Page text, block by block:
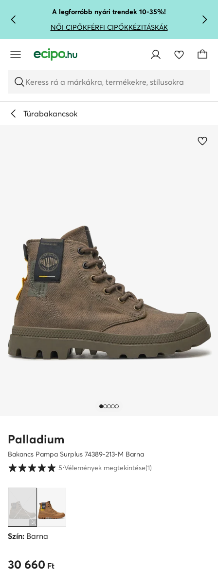
UGRÁS A FŐ TARTALOMRA
UGRÁS A KERESÉSHEZA legforróbb nyári trendek 10-35%!
NŐI CIPŐKFÉRFI CIPŐKKÉZITÁSKÁK
Keress rá a márkákra, termékekre, stílusokra
Túrabakancsok
Palladium
Bakancs Pampa Surplus 74389-213-M Barna
Vásárlói értékelések 1-5 skálán
5⋅Vélemények megtekintése(1)
Szín: Barna
30 660 Ft
30 660 Ft